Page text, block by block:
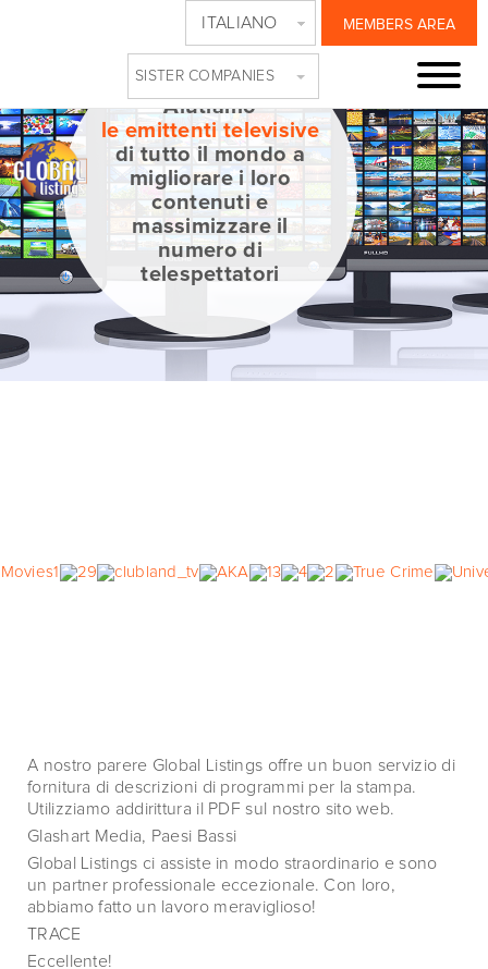
MEMBERS AREA
ITALIANO
SISTER COMPANIES
Aiutiamo
le emittenti televisive
di tutto il mondo a
migliorare i loro
contenuti e
massimizzare il
numero di
telespettatori
A nostro parere Global Listings offre un buon servizio di
fornitura di descrizioni di programmi per la stampa.
Utilizziamo addirittura il PDF sul nostro sito web.
Glashart Media, Paesi Bassi
Global Listings ci assiste in modo straordinario e sono
un partner professionale eccezionale. Con loro,
abbiamo fatto un lavoro meraviglioso!
TRACE
Eccellente!